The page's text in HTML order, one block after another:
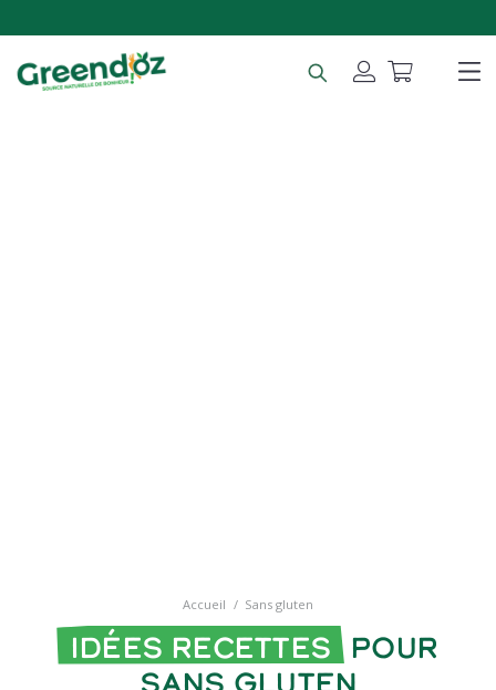
Accueil / Sans gluten
Idées recettes pour